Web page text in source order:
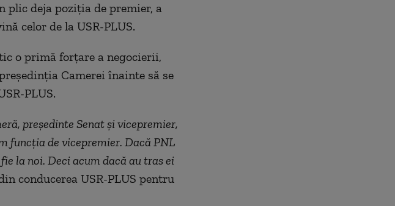
plic deja poziția de premier, a
celor de la USR-PLUS.
o primă forțare a negocierii,
Camerei înainte să se
PLUS.
președinte Senat și vicepremier,
funcția de vicepremier. Dacă PNL
la noi. Deci acum dacă au tras ei
conducerea USR-PLUS pentru